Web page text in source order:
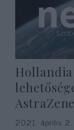
2021. április 2.